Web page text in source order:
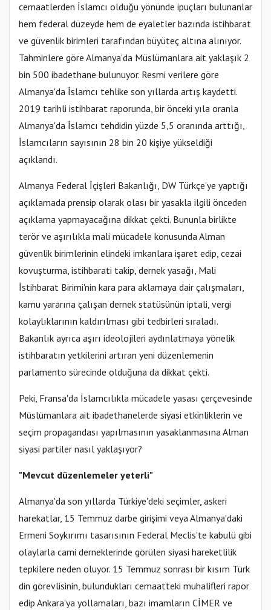
cemaatlerden İslamcı olduğu yönünde ipuçları bulunanlar
hem federal düzeyde hem de eyaletler bazında istihbarat
ve güvenlik birimleri tarafından büyüteç altına alınıyor.
Tahminlere göre Almanya'da Müslümanlara ait yaklaşık 2
bin 500 ibadethane bulunuyor. Resmi verilere göre
Almanya'da İslamcı tehlike son yıllarda artış kaydetti.
2019 tarihli istihbarat raporunda, bir önceki yıla oranla
Almanya'da İslamcı tehdidin yüzde 5,5 oranında arttığı,
İslamcıların sayısının 28 bin 20 kişiye yükseldiği
açıklandı.
Almanya Federal İçişleri Bakanlığı, DW Türkçe'ye yaptığı
açıklamada prensip olarak olası bir yasakla ilgili önceden
açıklama yapmayacağına dikkat çekti. Bununla birlikte
terör ve aşırılıkla mali mücadele konusunda Alman
güvenlik birimlerinin elindeki imkanlara işaret edip, cezai
kovuşturma, istihbarati takip, dernek yasağı, Mali
İstihbarat Birimi'nin kara para aklamaya dair çalışmaları,
kamu yararına çalışan dernek statüsünün iptali, vergi
kolaylıklarının kaldırılması gibi tedbirleri sıraladı.
Bakanlık ayrıca aşırı ideolojileri aydınlatmaya yönelik
istihbaratın yetkilerini artıran yeni düzenlemenin
parlamento sürecinde olduğuna da dikkat çekti.
Peki, Fransa'da İslamcılıkla mücadele yasası çerçevesinde
Müslümanlara ait ibadethanelerde siyasi etkinliklerin ve
seçim propagandası yapılmasının yasaklanmasına Alman
siyasi partiler nasıl yaklaşıyor?
"Mevcut düzenlemeler yeterli"
Almanya'da son yıllarda Türkiye'deki seçimler, askeri
harekatlar, 15 Temmuz darbe girişimi veya Almanya'daki
Ermeni Soykırımı tasarısının Federal Meclis'te kabulü gibi
olaylarla cami derneklerinde görülen siyasi hareketlilik
tepkilere neden oluyor. 15 Temmuz sonrası bir kısım Türk
din görevlisinin, bulundukları cemaatteki muhalifleri rapor
edip Ankara'ya yollamaları, bazı imamların CİMER ve